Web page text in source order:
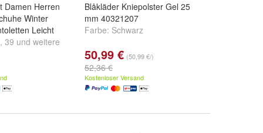
Damen Herren
Winter
Leicht
, 39 und weitere
Blåkläder Kniepolster Gel 25
mm 40321207
Farbe: Schwarz
50,99 € (50,99 €/)
52,36 €
Kostenloser Versand